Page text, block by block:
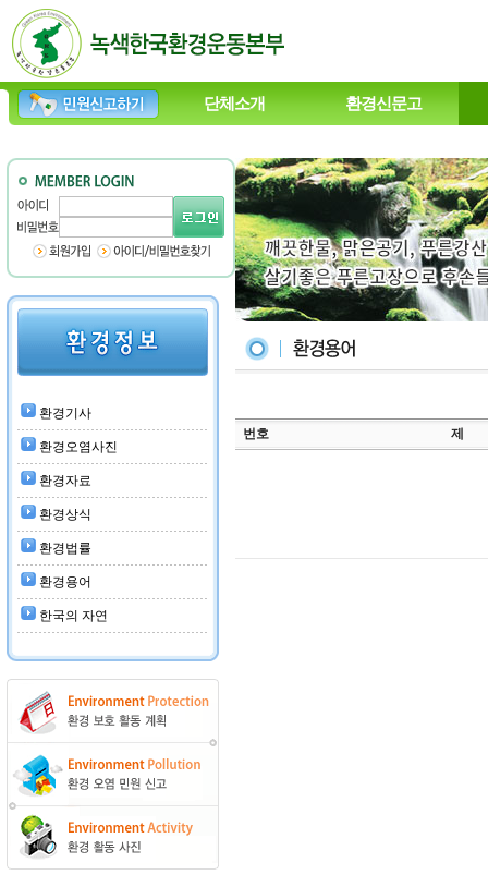
단체소개 환경신문고
환경기사
환경오염사진
환경자료
환경상식
환경법률
환경용어
한국의 자연
번호 제